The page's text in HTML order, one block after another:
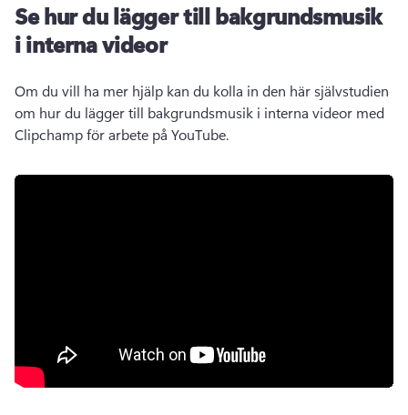
Se hur du lägger till bakgrundsmusik
i interna videor
Om du vill ha mer hjälp kan du kolla in den här självstudien
om hur du lägger till bakgrundsmusik i interna videor med
Clipchamp för arbete på YouTube.